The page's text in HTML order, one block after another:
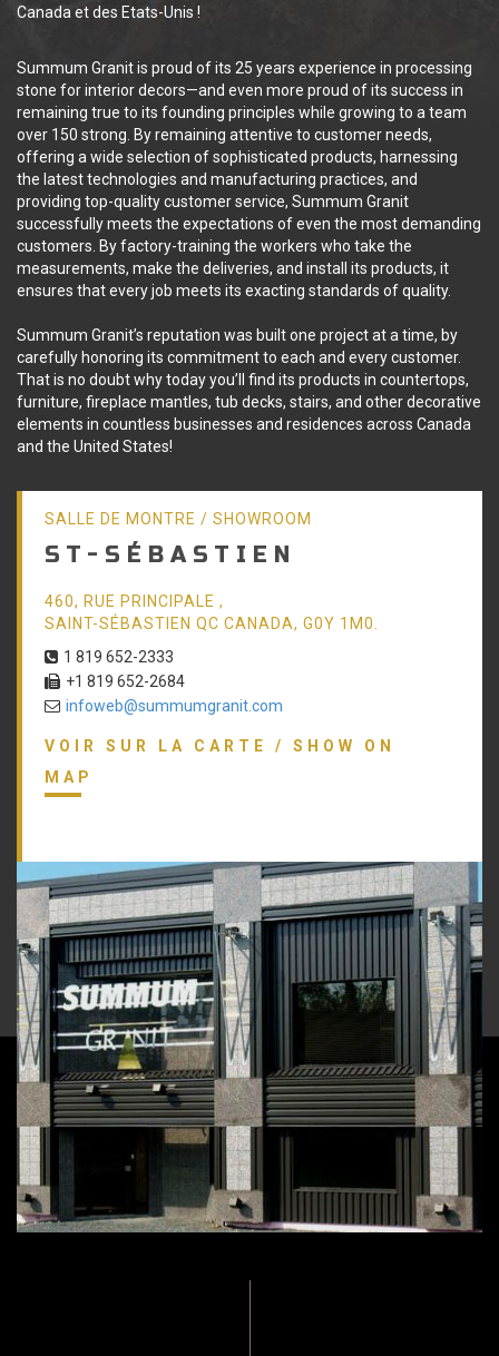
Canada et des Etats-Unis !
Summum Granit is proud of its 25 years experience in processing
stone for interior decors—and even more proud of its success in
remaining true to its founding principles while growing to a team
over 150 strong. By remaining attentive to customer needs,
offering a wide selection of sophisticated products, harnessing
the latest technologies and manufacturing practices, and
providing top-quality customer service, Summum Granit
successfully meets the expectations of even the most demanding
customers. By factory-training the workers who take the
measurements, make the deliveries, and install its products, it
ensures that every job meets its exacting standards of quality.
Summum Granit’s reputation was built one project at a time, by
carefully honoring its commitment to each and every customer.
That is no doubt why today you’ll find its products in countertops,
furniture, fireplace mantles, tub decks, stairs, and other decorative
elements in countless businesses and residences across Canada
and the United States!
SALLE DE MONTRE / SHOWROOM
ST-SÉBASTIEN
460, RUE PRINCIPALE ,
SAINT-SÉBASTIEN QC CANADA, G0Y 1M0.
1 819 652-2333
+1 819 652-2684
infoweb@summumgranit.com
VOIR SUR LA CARTE / SHOW ON
MAP